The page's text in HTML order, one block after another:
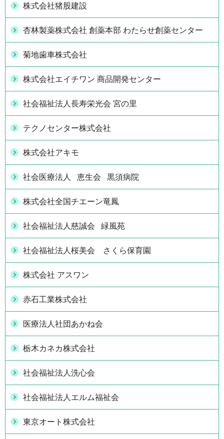
株式会社猪股建設
杏林製薬株式会社 創薬本部 わたらせ創薬センター
菊地歯車株式会社
株式会社エイチワン 商品開発センター
社会福祉法人長寿栄光会 宮の里
テクノセンター株式会社
株式会社アキモ
社会医療法人 恵生会 黒須病院
株式会社全国チエーン竜鳳
社会福祉法人慈誠会 緑風苑
社会福祉法人桜美会 さくら保育園
株式会社 アスワン
赤石工業株式会社
医療法人社団あかね会
栃木カネカ株式会社
社会福祉法人洗心会
社会福祉法人エルム福祉会
東京オート株式会社